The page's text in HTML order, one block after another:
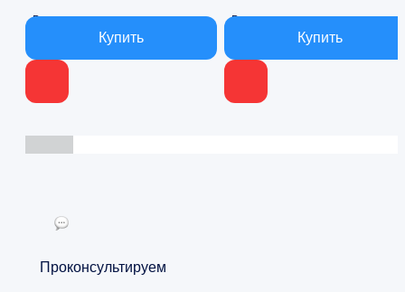
В наличии В наличии
Проконсультируем